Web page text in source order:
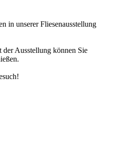
in unserer Fliesenausstellung
der Ausstellung können Sie